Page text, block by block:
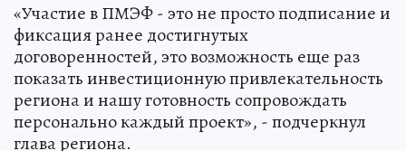
«Участие в ПМЭФ - это не просто подписание и
фиксация ранее достигнутых
договоренностей, это возможность еще раз
показать инвестиционную привлекательность
региона и нашу готовность сопровождать
персонально каждый проект», - подчеркнул
глава региона.